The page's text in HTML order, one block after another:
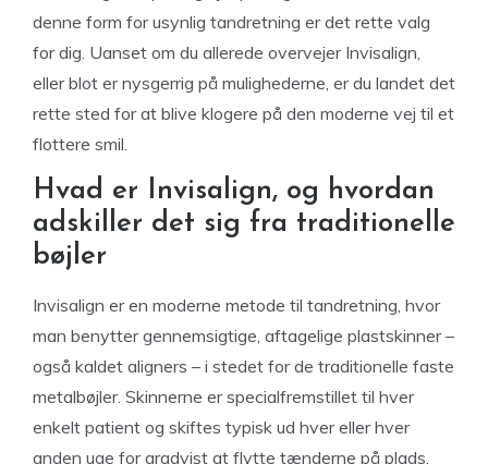
denne form for usynlig tandretning er det rette valg
for dig. Uanset om du allerede overvejer Invisalign,
eller blot er nysgerrig på mulighederne, er du landet det
rette sted for at blive klogere på den moderne vej til et
flottere smil.
Hvad er Invisalign, og hvordan
adskiller det sig fra traditionelle
bøjler
Invisalign er en moderne metode til tandretning, hvor
man benytter gennemsigtige, aftagelige plastskinner –
også kaldet aligners – i stedet for de traditionelle faste
metalbøjler. Skinnerne er specialfremstillet til hver
enkelt patient og skiftes typisk ud hver eller hver
anden uge for gradvist at flytte tænderne på plads.